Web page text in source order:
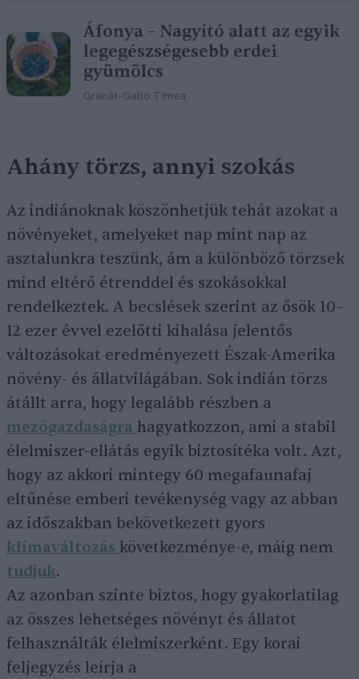
Áfonya – Nagyító alatt az egyik
legegészségesebb erdei
gyümölcs
Granát-Galló Tímea
Ahány törzs, annyi szokás
Az indiánoknak köszönhetjük tehát azokat a
növényeket, amelyeket nap mint nap az
asztalunkra teszünk, ám a különböző törzsek
mind eltérő étrenddel és szokásokkal
rendelkeztek. A becslések szerint az ősök 10–
12 ezer évvel ezelőtti kihalása jelentős
változásokat eredményezett Észak-Amerika
növény- és állatvilágában. Sok indián törzs
átállt arra, hogy legalább részben a
mezőgazdaságra hagyatkozzon, ami a stabil
élelmiszer-ellátás egyik biztosítéka volt. Azt,
hogy az akkori mintegy 60 megafaunafaj
eltűnése emberi tevékenység vagy az abban
az időszakban bekövetkezett gyors
klímaváltozás következménye-e, máig nem
tudjuk.
Az azonban szinte biztos, hogy gyakorlatilag
az összes lehetséges növényt és állatot
felhasználták élelmiszerként. Egy korai
feljegyzés leírja a